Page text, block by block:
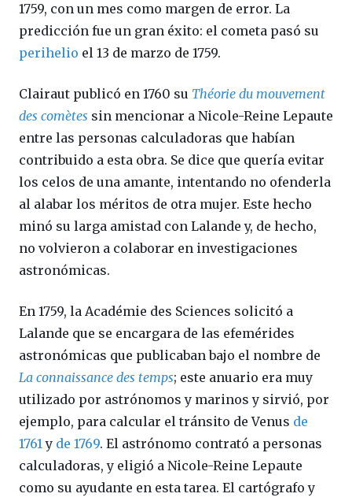
1759, con un mes como margen de error. La
predicción fue un gran éxito: el cometa pasó su
perihelio el 13 de marzo de 1759.
Clairaut publicó en 1760 su Théorie du mouvement
des comètes sin mencionar a Nicole-Reine Lepaute
entre las personas calculadoras que habían
contribuido a esta obra. Se dice que quería evitar
los celos de una amante, intentando no ofenderla
al alabar los méritos de otra mujer. Este hecho
minó su larga amistad con Lalande y, de hecho,
no volvieron a colaborar en investigaciones
astronómicas.
En 1759, la Académie des Sciences solicitó a
Lalande que se encargara de las efemérides
astronómicas que publicaban bajo el nombre de
La connaissance des temps; este anuario era muy
utilizado por astrónomos y marinos y sirvió, por
ejemplo, para calcular el tránsito de Venus de
1761y de 1769. El astrónomo contrató a personas
calculadoras, y eligió a Nicole-Reine Lepaute
como su ayudante en esta tarea. El cartógrafo y